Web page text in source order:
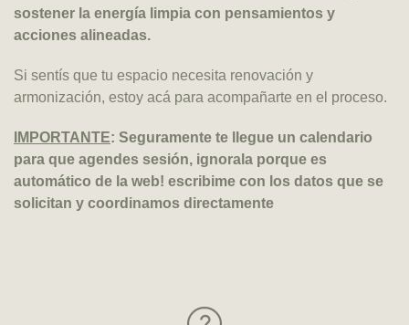
sostener la energía limpia con pensamientos y
acciones alineadas.
Si sentís que tu espacio necesita renovación y
armonización, estoy acá para acompañarte en el proceso.
IMPORTANTE: Seguramente te llegue un calendario
para que agendes sesión, ignorala porque es
automático de la web! escribime con los datos que se
solicitan y coordinamos directamente